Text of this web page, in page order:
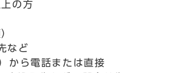
の方
など
から電話または直接